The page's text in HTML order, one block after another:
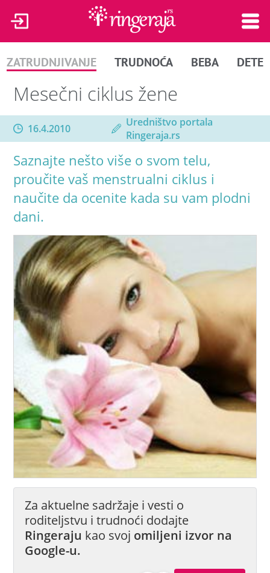
ZATRUDNJIVANJE TRUDNOĆA BEBA DETE
Mesečni ciklus žene
16.4.2010
Uredništvo portala
Ringeraja.rs
Saznajte nešto više o svom telu,
proučite vaš menstrualni ciklus i
naučite da ocenite kada su vam plodni
dani.
Za aktuelne sadržaje i vesti o
roditeljstvu i trudnoći dodajte
Ringeraju kao svoj omiljeni izvor na
Google-u.